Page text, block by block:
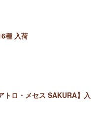
種 入荷
トロ・メセス SAKURA】入